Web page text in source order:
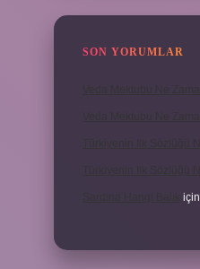
SON YORUMLAR
için